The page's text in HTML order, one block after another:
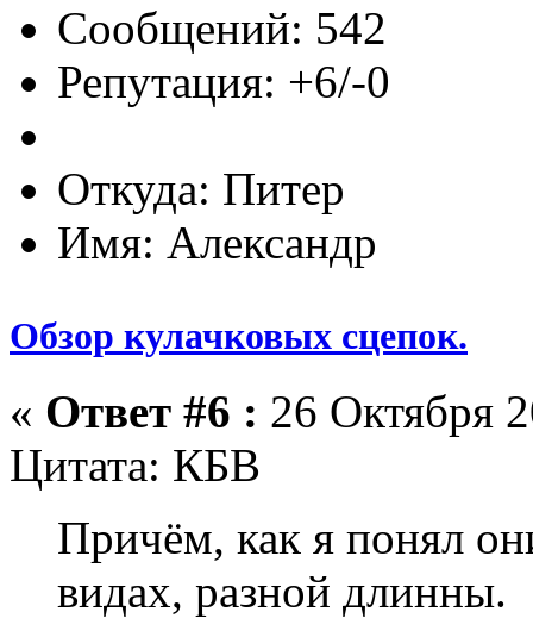
Сообщений: 542
Репутация: +6/-0
Откуда: Питер
Имя: Александр
Обзор кулачковых сцепок.
« Ответ #6 : 26 Октября
Цитата: КБВ
Причём, как я понял
видах, разной длинны.